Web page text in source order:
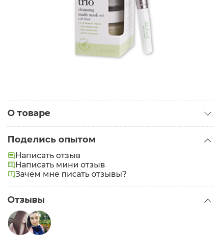
О товаре
Поделись опытом
Написать отзыв
Написать мини отзыв
Зачем мне писать отзывы?
Отзывы